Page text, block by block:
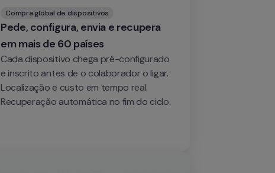
Compra global de dispositivos
Pede, configura, envia e recupera
em mais de 60 países
Cada dispositivo chega pré-configurado
e inscrito antes de o colaborador o ligar.
Localização e custo em tempo real.